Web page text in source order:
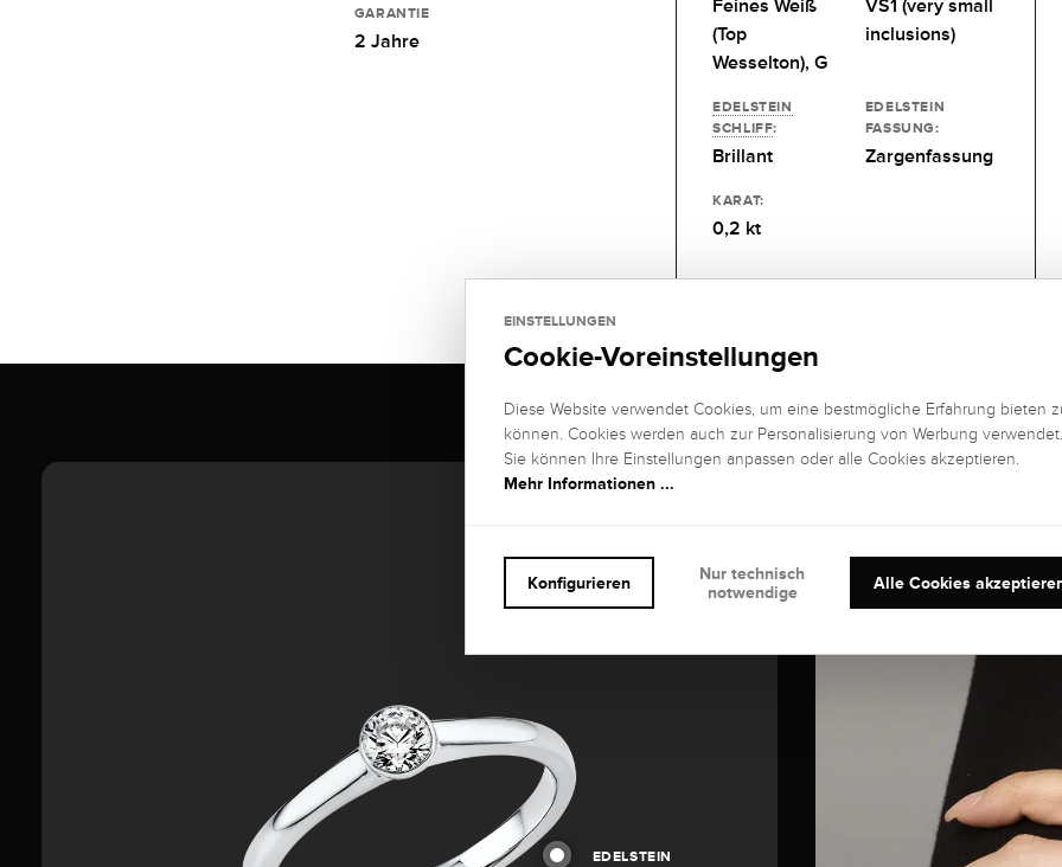
GARANTIE
2 Jahre
Feines Weiß
(Top
Wesselton), G
VS1 (very small
inclusions)
EDELSTEIN
SCHLIFF:
Brillant
EDELSTEIN
FASSUNG:
Zargenfassung
KARAT:
0,2 kt
EDELSTEIN
EINSTELLUNGEN
Cookie-Voreinstellungen
Diese Website verwendet Cookies, um eine bestmögliche Erfahrung bieten
können. Cookies werden auch zur Personalisierung von Werbung verwendet.
Sie können Ihre Einstellungen anpassen oder alle Cookies akzeptieren.
Mehr Informationen ...
Alle Cookies
Konfigurieren
Nur technisch
notwendige